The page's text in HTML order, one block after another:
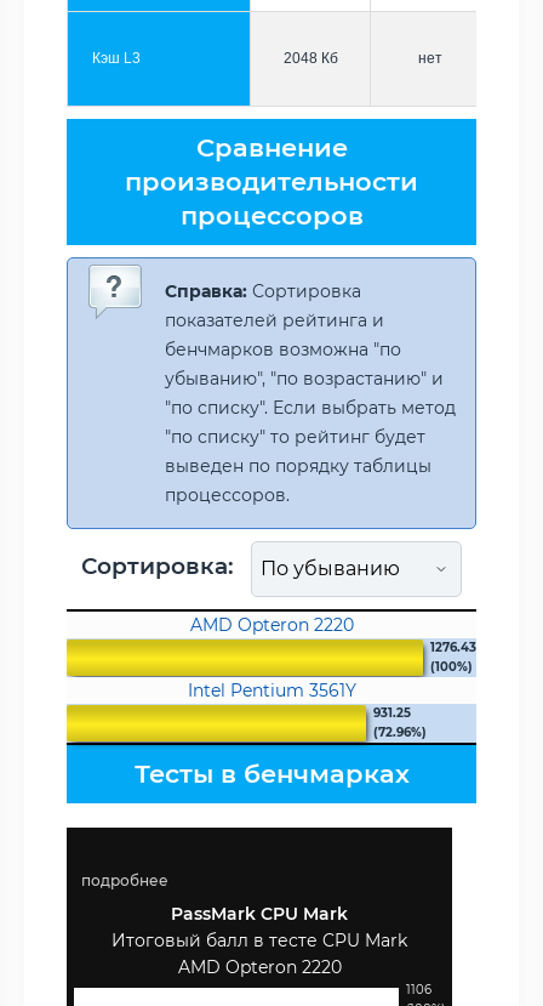
Кэш L3 2048 Кб нет
Сравнение
производительности
процессоров
Справка: Сортировка
показателей рейтинга и
бенчмарков возможна "по
убыванию", "по возрастанию" и
"по списку". Если выбрать метод
"по списку" то рейтинг будет
выведен по порядку таблицы
процессоров.
Сортировка:
AMD Opteron 2220
1276.43
(100%)
Intel Pentium 3561Y
931.25
(72.96%)
Тесты в бенчмарках
подробнее
PassMark CPU Mark
Итоговый балл в тесте CPU Mark
AMD Opteron 2220
1106